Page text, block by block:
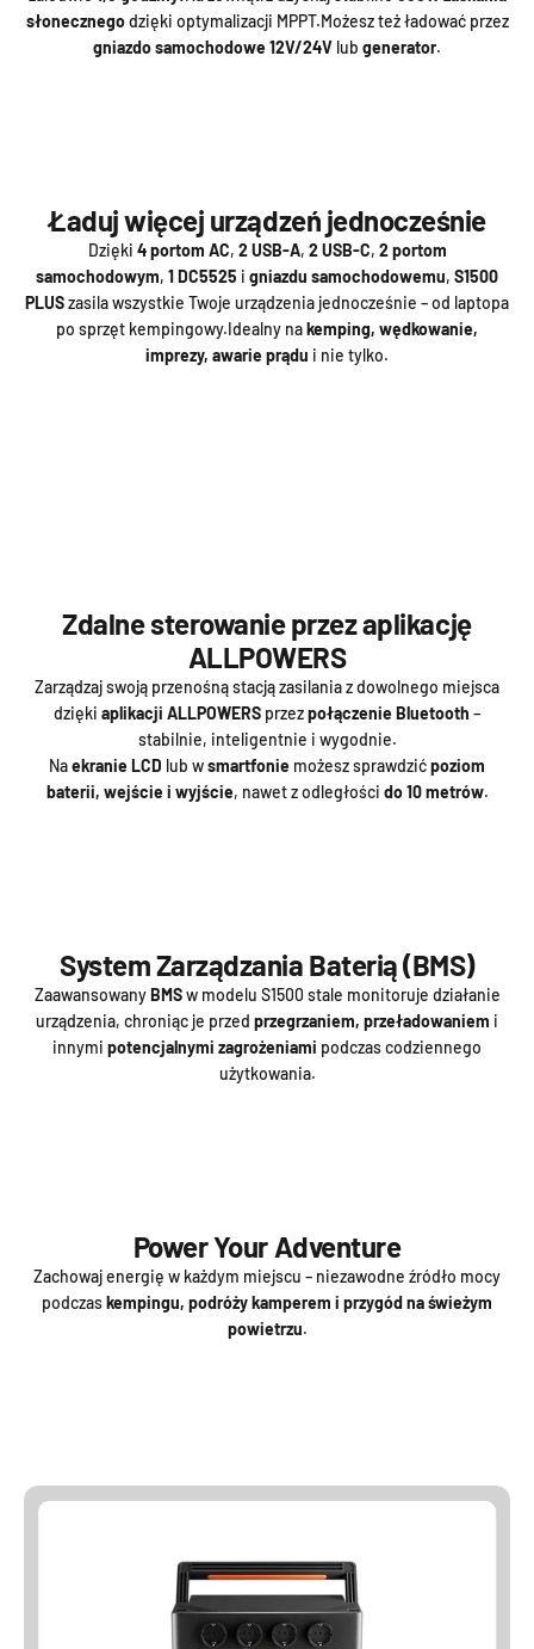
słonecznegodzięki optymalizacji MPPT.Możesz też ładować przez
gniazdo samochodowe 12V/24V lub generator.
Ładuj więcej urządzeń jednocześnie
Dzięki 4 portom AC, 2 USB-A, 2 USB-C, 2 portom
samochodowym, 1 DC5525 i gniazdu samochodowemu, S1500
PLUSzasila wszystkie Twoje urządzenia jednocześnie – od laptopa
po sprzęt kempingowy.Idealny nakemping, wędkowanie,
imprezy, awarie prądu i nie tylko.
Zdalne sterowanie przez aplikację
ALLPOWERS
Zarządzaj swoją przenośną stacją zasilania z dowolnego miejsca
dzięki aplikacji ALLPOWERS przezpołączenie Bluetooth –
stabilnie, inteligentnie i wygodnie.
Naekranie LCD lub wsmartfonie możesz sprawdzićpoziom
baterii, wejście i wyjście, nawet z odległości do 10 metrów.
System Zarządzania Baterią (BMS)
ZaawansowanyBMSw modelu S1500 stale monitoruje działanie
urządzenia, chroniąc je przed przegrzaniem, przeładowaniem i
innymi potencjalnymi zagrożeniami podczas codziennego
użytkowania.
Power Your Adventure
Zachowaj energię w każdym miejscu – niezawodne źródło mocy
podczaskempingu, podróży kamperem i przygód na świeżym
powietrzu.